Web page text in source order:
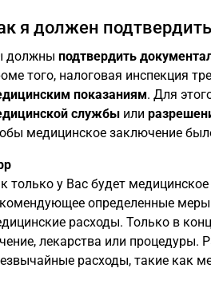
я должен
должны подтвердить
того, налоговая инспекция
показаниям. Для
службыили
медицинское заключение
только у Вас будет
определенные меры
расходы. Только в
лекарства или процедуры.
расходы, такие как